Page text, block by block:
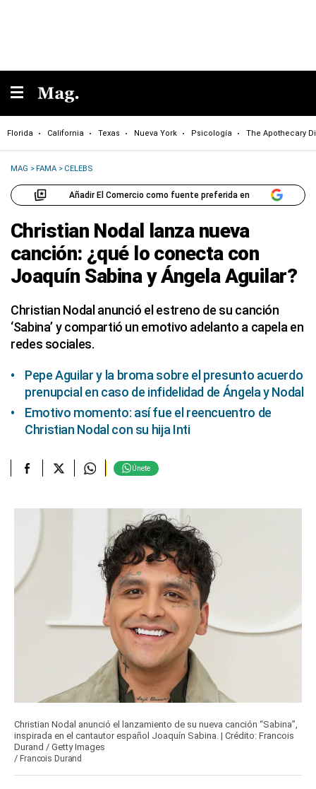
Florida California Texas Nueva York Psicología The Apothecary
MAG >FAMA > CELEBS
Añadir El Comercio como fuente preferida en
Christian Nodal lanza nueva
canción: ¿qué lo conecta con
Joaquín Sabina y Ángela Aguilar?
Christian Nodal anunció el estreno de su canción
‘Sabina’ y compartió un emotivo adelanto a capela en
redes sociales.
Pepe Aguilar y la broma sobre el presunto acuerdo
prenupcial en caso de infidelidad de Ángela y Nodal
Emotivo momento: así fue el reencuentro de
Christian Nodal con su hija Inti
Únete
Christian Nodal anunció el lanzamiento de su nueva canción “Sabina”,
inspirada en el cantautor español Joaquín Sabina. | Crédito: Francois
Durand / Getty Images
/ Francois Durand